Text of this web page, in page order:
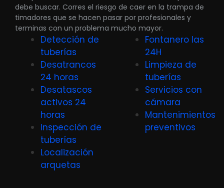
debe buscar. Corres el riesgo de caer en la trampa de
timadores que se hacen pasar por profesionales y
terminas con un problema mucho mayor.
Detección de
tuberías
Desatrancos
24 horas
Desatascos
activos 24
horas
Inspección de
tuberías
Localización
arquetas
Fontanero las
24H
Limpieza de
tuberías
Servicios con
cámara
Mantenimientos
preventivos